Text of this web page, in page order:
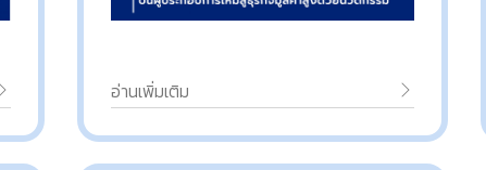
อ่านเพิ่มเติม